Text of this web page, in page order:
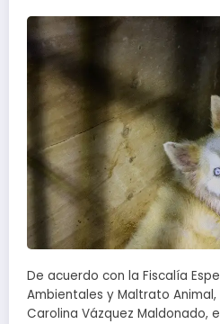
De acuerdo con la Fiscalía
Ambientales y Maltrato
Carolina Vázquez Maldonado,